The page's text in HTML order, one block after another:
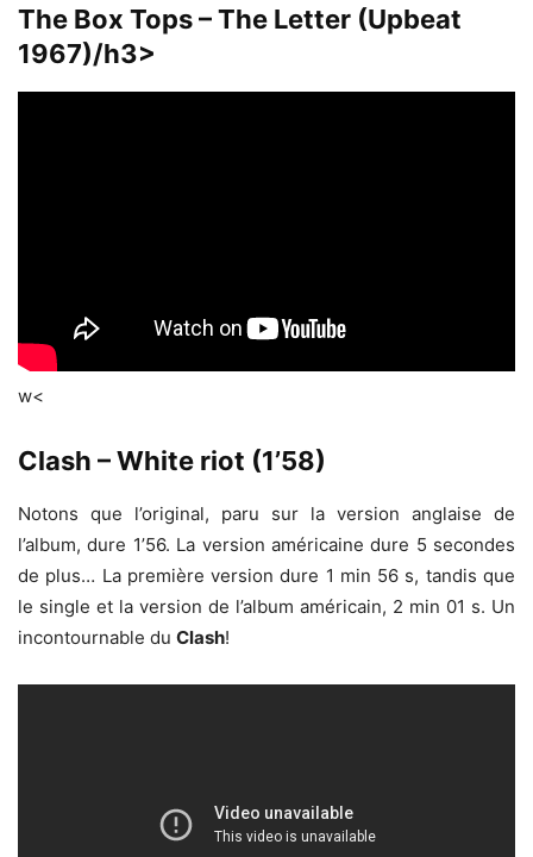
The Box Tops – The Letter (Upbeat
1967)/h3>
w<
Clash – White riot (1’58)
Notons que l’original, paru sur la version anglaise de
l’album, dure 1’56. La version américaine dure 5 secondes
de plus… La première version dure 1 min 56 s, tandis que
le single et la version de l’album américain, 2 min 01 s. Un
incontournable du Clash!